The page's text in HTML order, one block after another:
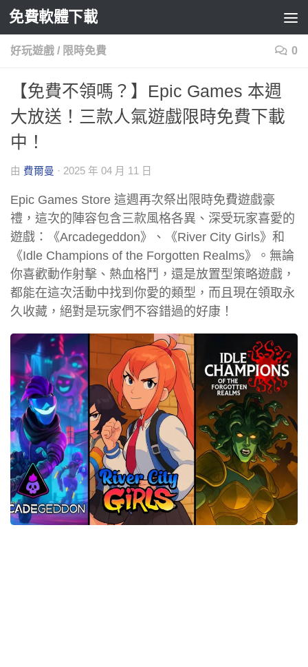
Skip to content
免費軟體下載
好玩遊戲 / 限時免費 0
【免費不領嗎？】Epic Games 本週
大放送！三款人氣遊戲限時免費下載
中！
由 費爾曼 · 2025 年 04 月 11 日
Epic Games Store 這週再次祭出限時免費遊戲豪
禮，這次的陣容包含三款風格各異、深受玩家喜愛的
遊戲：《Arcadegeddon》、《River City Girls》和
《Idle Champions of the Forgotten Realms》。無論
你喜歡動作射擊、熱血格鬥，還是放置型策略遊戲，
都能在這次活動中找到你愛的類型，而且現在領取永
久收藏，絕對是玩家們不容錯過的好康！